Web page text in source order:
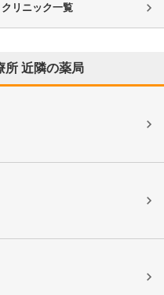
リニック一覧
所 近隣の薬局